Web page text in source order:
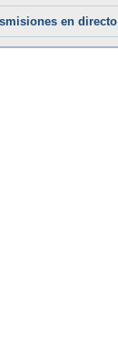
en directo